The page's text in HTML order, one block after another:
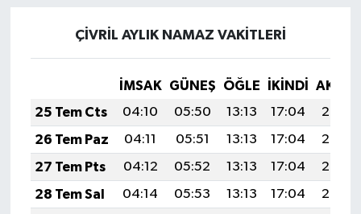
ÇİVRİL AYLIK NAMAZ VAKITLERI
İMSAK GÜNEŞ ÖĞLE İKINDI
25 Tem Cts
04:10 05:50 13:13 17:04
20:25
26 Tem Paz
04:11 05:51 13:13 17:04
20:24
27 Tem Pts
04:12 05:52 13:13 17:04
20:23
28 Tem Sal
04:14 05:53 13:13 17:04
20:23